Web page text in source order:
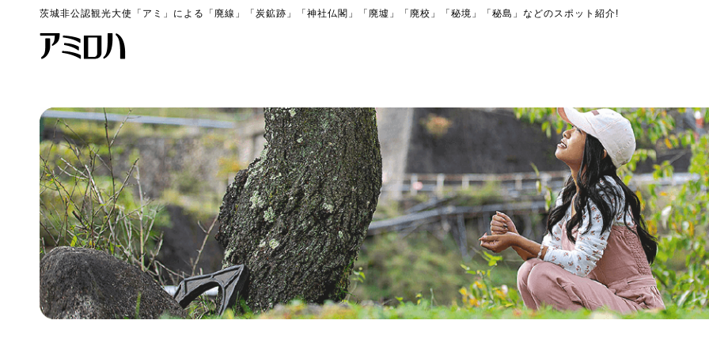
茨城非公認観光大使「アミ」による「廃線」「炭鉱跡」「神社仏閣」「廃墟」「廃校」「秘境」「秘島」などのスポット紹介!